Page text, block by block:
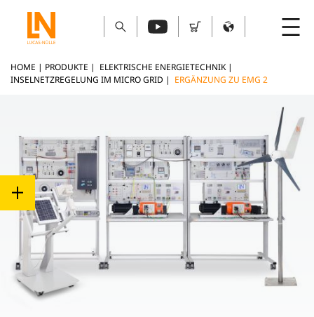
HOME | PRODUKTE | ELEKTRISCHE ENERGIETECHNIK |
INSELNETZREGELUNG IM MICRO GRID | ERGÄNZUNG ZU EMG 2